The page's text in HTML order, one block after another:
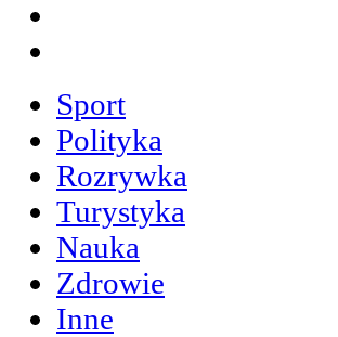
Sport
Polityka
Rozrywka
Turystyka
Nauka
Zdrowie
Inne